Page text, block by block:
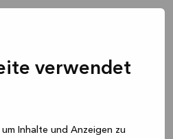
verwendet
Inhalte und Anzeigen zu